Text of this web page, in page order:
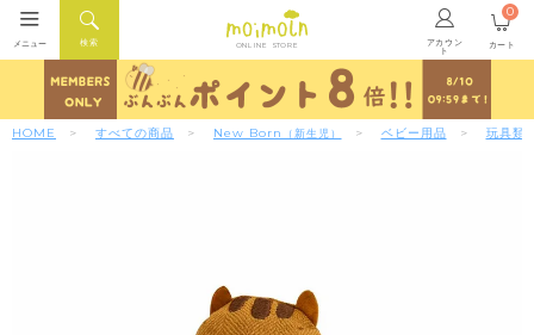
ONLINE STORE アカウン
ト
検索
メニュー カート
0
HOME すべての商品 New Born （新生児） ベビー用品 玩具類